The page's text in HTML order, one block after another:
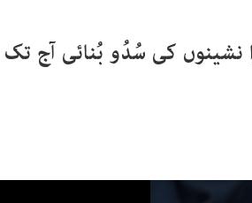
نشینوں کی سُدُو بُنائی آج تک